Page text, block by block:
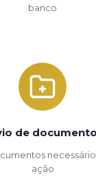
banco
de
ação